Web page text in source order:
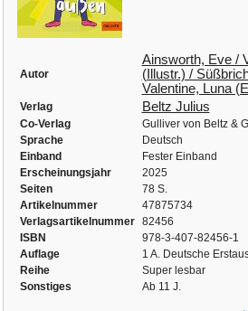
Autor
Ainsworth, Eve /
(Illustr.) /
Valentine, Luna
Verlag Beltz Julius
Co-Verlag
Gulliver von Beltz &
Sprache
Deutsch
Einband
Fester Einband
Erscheinungsjahr
2025
Seiten
78 S.
Artikelnummer
47875734
Verlagsartikelnummer
82456
ISBN
978-3-407-82456-1
Auflage
1 A. Deutsche
Reihe
Super lesbar
Sonstiges
Ab 11 J.